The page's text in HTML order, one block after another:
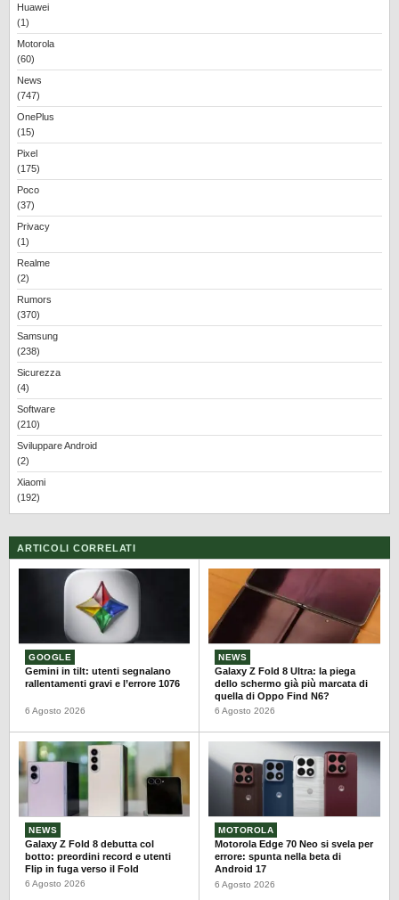
Huawei
(1)
Motorola
(60)
News
(747)
OnePlus
(15)
Pixel
(175)
Poco
(37)
Privacy
(1)
Realme
(2)
Rumors
(370)
Samsung
(238)
Sicurezza
(4)
Software
(210)
Sviluppare Android
(2)
Xiaomi
(192)
ARTICOLI CORRELATI
GOOGLE
Gemini in tilt: utenti segnalano
rallentamenti gravi e l’errore 1076
6 Agosto 2026
NEWS
Galaxy Z Fold 8 Ultra: la piega
dello schermo già più marcata di
quella di Oppo Find N6?
6 Agosto 2026
NEWS
Galaxy Z Fold 8 debutta col
botto: preordini record e utenti
Flip in fuga verso il Fold
6 Agosto 2026
MOTOROLA
Motorola Edge 70 Neo si svela per
errore: spunta nella beta di
Android 17
6 Agosto 2026